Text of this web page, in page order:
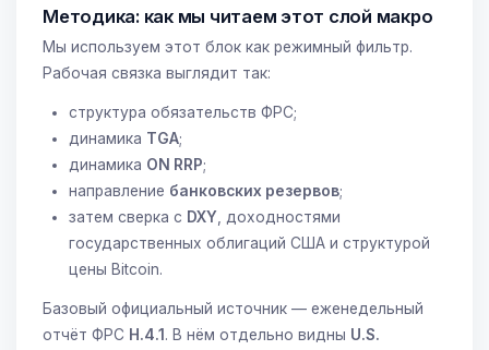
Методика: как мы читаем этот слой макро
Мы используем этот блок как режимный фильтр.
Рабочая связка выглядит так:
структура обязательств ФРС;
динамика TGA;
динамика ON RRP;
направление банковских резервов;
затем сверка с DXY , доходностями
государственных облигаций США и структурой
цены Bitcoin.
Базовый официальный источник — еженедельный
отчёт ФРС H.4.1. В нём отдельно видны U.S.